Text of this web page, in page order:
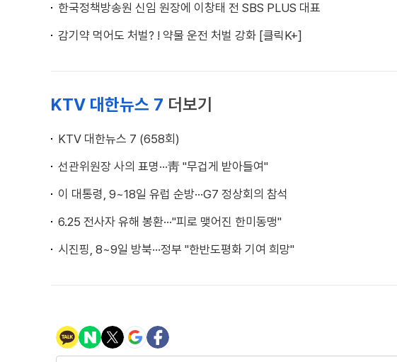
한국정책방송원 신임 원장에 이창태 전 SBS PLUS 대표
감기약 먹어도 처벌? ! 약물 운전 처벌 강화 [클릭K+]
KTV 대한뉴스 7 더보기
KTV 대한뉴스 7 (658회)
선관위원장 사의 표명···靑 "무겁게 받아들여"
이 대통령, 9~18일 유럽 순방···G7 정상회의 참석
6.25 전사자 유해 봉환···"피로 맺어진 한미동맹"
시진핑, 8~9일 방북···정부 "한반도평화 기여 희망"